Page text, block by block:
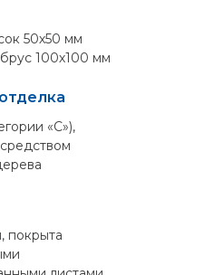
«С»),
50х50 мм
100х100 мм
покрыта